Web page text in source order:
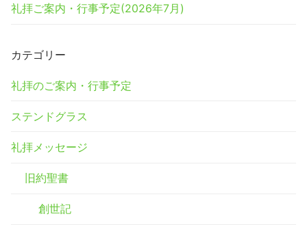
礼拝ご案内・行事予定(2026年7月)
カテゴリー
礼拝のご案内・行事予定
ステンドグラス
礼拝メッセージ
旧約聖書
創世記